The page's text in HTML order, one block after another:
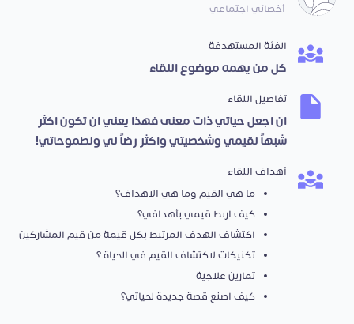
أخصائي اجتماعي
الفئة المستهدفة
كل من يهمه موضوع اللقاء
تفاصيل اللقاء
ان اجعل حياتي ذات معنى فهذا يعني ان تكون اكثر
شبهاً لقيمي وشخصيتي واكثر رضاً لي ولطموحاتي!
أهداف اللقاء
ما هي القيم وما هي الاهداف؟
كيف اربط قيمي بأهدافي؟
اكتشاف الهدف المرتبط بكل قيمة من قيم المشاركين
تكنيكات لاكتشاف القيم في الحياة ؟
تمارين علاجية
كيف اصنع قصة جديدة لحياتي؟